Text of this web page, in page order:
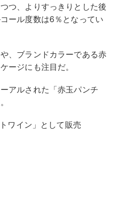
つ、よりすっきりとした後
ール度数は6％となってい
、ブランドカラーである赤
ージにも注目だ。
アルされた「赤玉パンチ
ワイン」として販売